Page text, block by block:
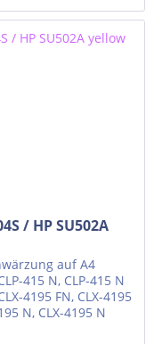
/ HP SU502A
auf A4
415 N, CLP-415 N
4195 FN, CLX-4195
N, CLX-4195 N